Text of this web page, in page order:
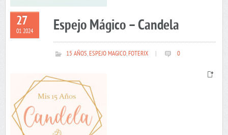
27
01 2024 Espejo Mágico – Candela
15 AÑOS,ESPEJO MAGICO,FOTERIX 0